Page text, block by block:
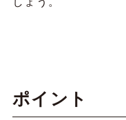
ポイント